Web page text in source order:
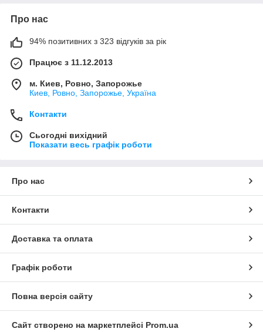
Про нас
94% позитивних з 323 відгуків за рік
Працює з 11.12.2013
м. Киев, Ровно, Запорожье
Киев, Ровно, Запорожье, Україна
Контакти
Сьогодні вихідний
Показати весь графік роботи
Про нас
Контакти
Доставка та оплата
Графік роботи
Повна версія сайту
Сайт створено на маркетплейсі Prom.ua